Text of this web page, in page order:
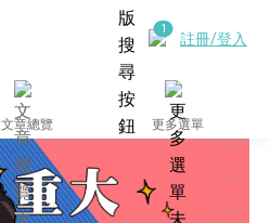
註冊/登入
文章總覽 更多選單